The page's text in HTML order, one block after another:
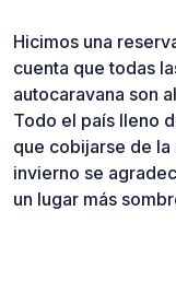
Hicimos una
cuenta que todas
autocaravana son
Todo el país lleno
que cobijarse de la
invierno se
un lugar más